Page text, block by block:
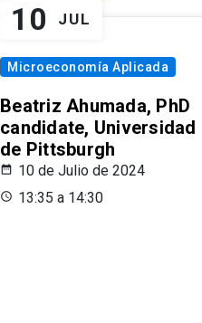
10 JUL
Microeconomía Aplicada
Beatriz Ahumada, PhD
candidate, Universidad
de Pittsburgh
10 de Julio de 2024
13:35 a 14:30